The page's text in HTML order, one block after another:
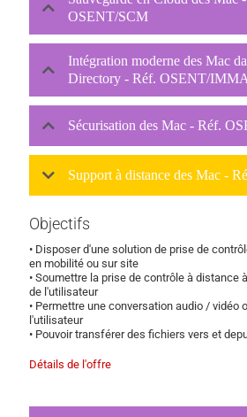
OSENT/SCM
Intégration moderne des Mac
Directory - Réf. OSENT/
Sécurisation des Mac - Réf.
Support à distance des Mac -
Objectifs
• Disposer d'une solution de prise de
en mobilité ou sur site
• Soumettre la prise de contrôle à distance
de l'utilisateur
• Permettre une conversation audio / vidéo
l'utilisateur
• Pouvoir transférer des fichiers vers et
Détails de l'offre